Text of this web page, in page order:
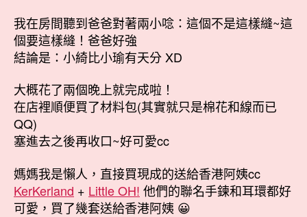
我在房間聽到爸爸對著兩小唸：這個不是這樣縫~這
個要這樣縫！爸爸好強
結論是：小綺比小瑜有天分 XD
大概花了兩個晚上就完成啦！
在店裡順便買了材料包(其實就只是棉花和線而已
QQ)
塞進去之後再收口~好可愛cc
媽媽我是懶人，直接買現成的送給香港阿姨cc
KerKerland + Little OH! 他們的聯名手鍊和耳環都好
可愛，買了幾套送給香港阿姨 😀